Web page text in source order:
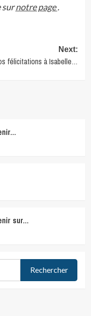
surnotre page.
Next:
félicitations à Isabelle…
sur…